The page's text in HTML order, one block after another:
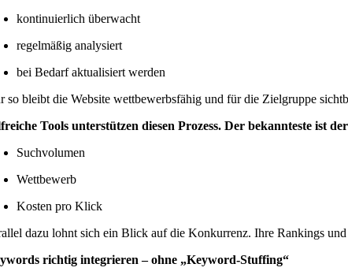
kontinuierlich überwacht
regelmäßig analysiert
bei Bedarf aktualisiert werden
so bleibt die Website wettbewerbsfähig und für die Zielgruppe
Tools unterstützen diesen Prozess. Der bekannteste ist
Suchvolumen
Wettbewerb
Kosten pro Klick
dazu lohnt sich ein Blick auf die Konkurrenz. Ihre Rankings
richtig integrieren – ohne „Keyword-Stuffing“